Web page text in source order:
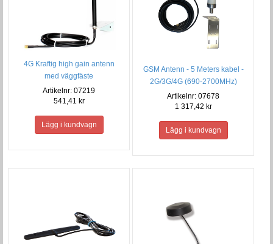
4G Kraftig high gain antenn
med väggfäste
Artikelnr: 07219
541,41 kr
GSM Antenn - 5 Meters kabel -
2G/3G/4G (690-2700MHz)
Artikelnr: 07678
1 317,42 kr